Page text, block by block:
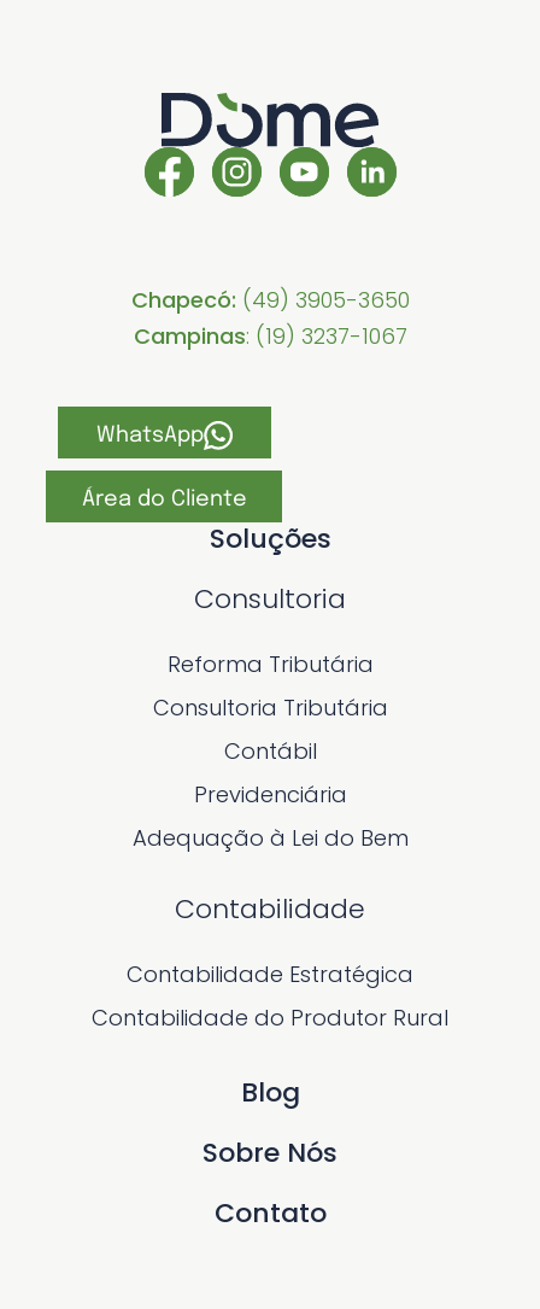
WhatsApp
Área do Cliente
Chapecó: (49) 3905-3650
Campinas: (19) 3237-1067
Soluções
Consultoria
Reforma Tributária
Consultoria Tributária
Contábil
Previdenciária
Adequação à Lei do Bem
Contabilidade
Contabilidade Estratégica
Contabilidade do Produtor Rural
Blog
Sobre Nós
Contato